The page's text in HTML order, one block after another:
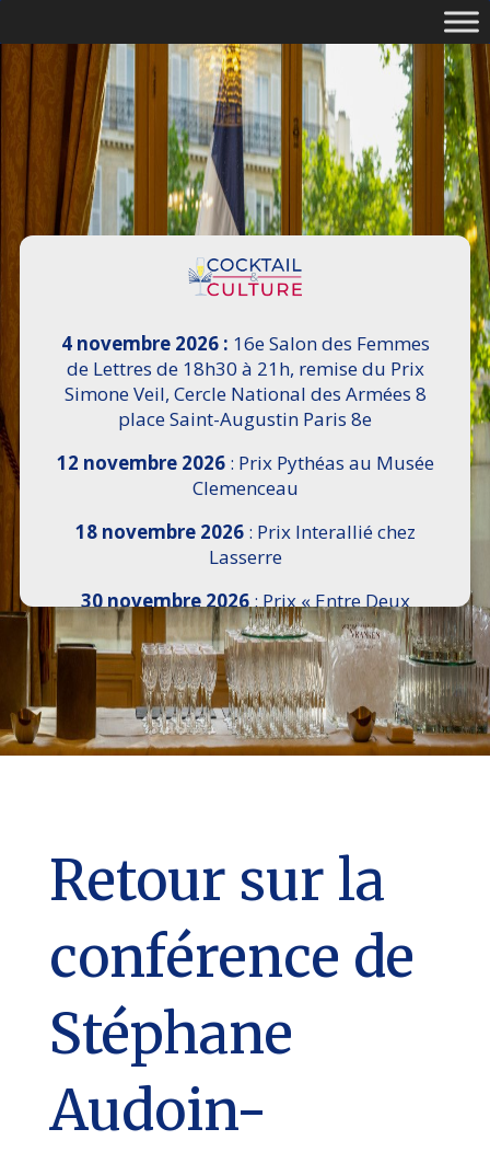
4 novembre 2026 : 16e Salon des Femmes
de Lettres de 18h30 à 21h, remise du Prix
Simone Veil, Cercle National des Armées 8
place Saint-Augustin Paris 8e
12 novembre 2026: Prix Pythéas au Musée
Clemenceau
18 novembre 2026: Prix Interallié chez
Lasserre
30 novembre 2026: Prix « Entre Deux
Rives » I Scemi Astutti au Sénat
7 décembre 2026 :16e Salon de l’Histoire de
18h30 à 21h, remise du Prix du Guesclin,
Cercle National des Armées 8 place Saint-
Augustin Paris 8e
Retour sur la
conférence de
Stéphane
Audoin-